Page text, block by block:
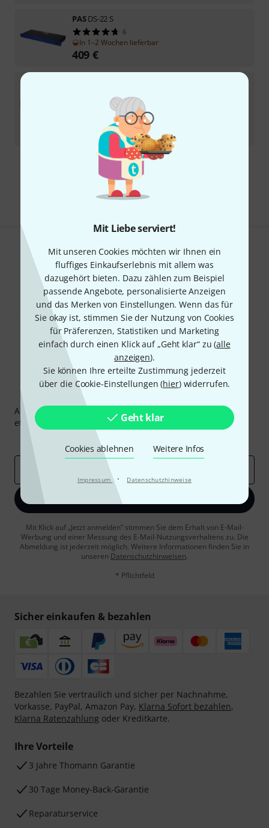
Mit Liebe serviert!
Mit unseren Cookies möchten wir Ihnen ein
fluffiges Einkaufserlebnis mit allem was
dazugehört bieten. Dazu zählen zum Beispiel
passende Angebote, personalisierte Anzeigen
und das Merken von Einstellungen. Wenn das für
Sie okay ist, stimmen Sie der Nutzung von Cookies
für Präferenzen, Statistiken und Marketing
einfach durch einen Klick auf „Geht klar“ zu (alle
anzeigen).
Sie können Ihre erteilte Zustimmung jederzeit
über die Cookie-Einstellungen (hier) widerrufen.
Geht klar
Cookies ablehnen Weitere Infos
Impressum · Datenschutzhinweise
PASDS-22 S
6
In 1–2 Wochen lieferbar
409 €
Sofort lieferbar
UVP:3.236,80
Kostenloser Versand ab 29 €
Alle Preise inkl. MwSt.
Gefällt Ihnen, was Sie sehen?
Teilen Hilfe & Feedback
Thomann Newsletter
Abonniere den Thomann Newsletter und gewinne mit
etwas Glück einen von 50 Gutscheinen 50€
Inspirierende Beiträge
Jetzt anmelden
Mit Klick auf „Jetzt anmelden“ stimmen Sie dem Erhalt von E-Mail-
Werbung und einer Messung des E-Mail-Nutzungsverhaltens zu. Die
Abmeldung ist jederzeit möglich. Weitere Informationen finden Sie in
unseren Datenschutzhinweisen.
* Pflichtfeld
Sicher einkaufen & bezahlen
Bezahlen Sie vertraulich und sicher per Nachnahme,
Vorkasse, PayPal, Amazon Pay, Klarna Sofort bezahlen,
Klarna Ratenzahlung oder Kreditkarte.
Ihre Vorteile
3 Jahre Thomann Garantie
30 Tage Money-Back-Garantie
Reparaturservice